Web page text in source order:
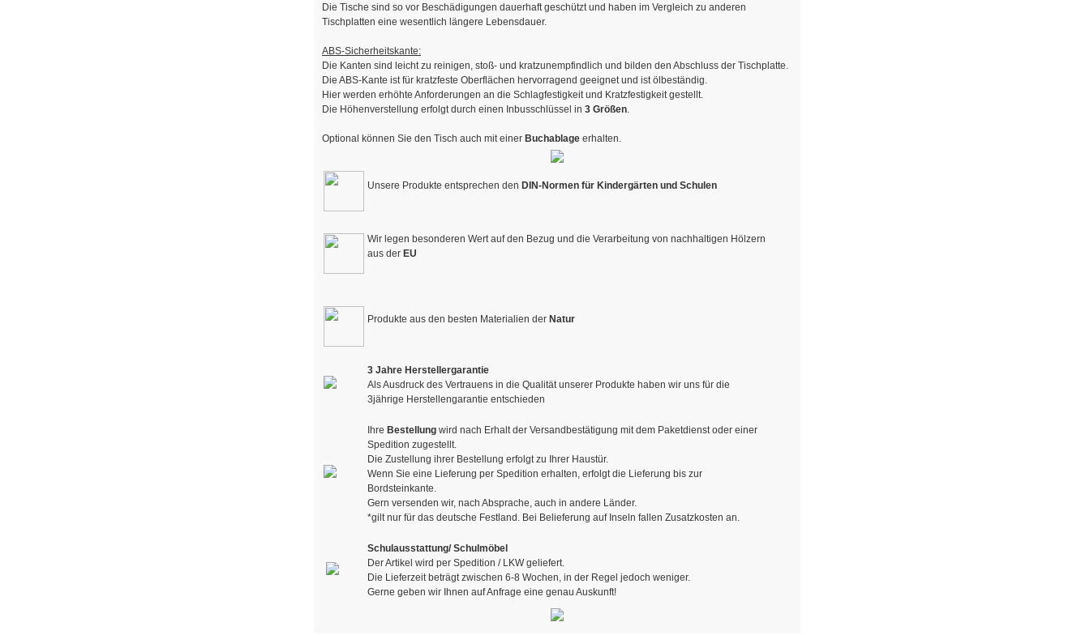
Die Tische sind so vor Beschädigungen dauerhaft geschützt und haben im Vergleich zu anderen
Tischplatten eine wesentlich längere Lebensdauer.
ABS-Sicherheitskante:
Die Kanten sind leicht zu reinigen, stoß- und kratzunempfindlich und bilden den Abschluss der Tischplatte.
Die ABS-Kante ist für kratzfeste Oberflächen hervorragend geeignet und ist ölbeständig.
Hier werden erhöhte Anforderungen an die Schlagfestigkeit und Kratzfestigkeit gestellt.
Die Höhenverstellung erfolgt durch einen Inbusschlüssel in 3 Größen.
Optional können Sie den Tisch auch mit einer Buchablage erhalten.
Unsere Produkte entsprechen den DIN-Normen für Kindergärten und Schulen
Wir legen besonderen Wert auf den Bezug und die Verarbeitung von nachhaltigen Hölzern
aus der EU
Produkte aus den besten Materialien der Natur
3 Jahre Herstellergarantie
Als Ausdruck des Vertrauens in die Qualität unserer Produkte haben wir uns für die
3jährige Herstellengarantie entschieden
Ihre Bestellung wird nach Erhalt der Versandbestätigung mit dem Paketdienst oder einer
Spedition zugestellt.
Die Zustellung ihrer Bestellung erfolgt zu Ihrer Haustür.
Wenn Sie eine Lieferung per Spedition erhalten, erfolgt die Lieferung bis zur
Bordsteinkante.
Gern versenden wir, nach Absprache, auch in andere Länder.
*gilt nur für das deutsche Festland. Bei Belieferung auf Inseln fallen Zusatzkosten an.
Schulausstattung/ Schulmöbel
Der Artikel wird per Spedition / LKW geliefert.
Die Lieferzeit beträgt zwischen 6-8 Wochen, in der Regel jedoch weniger.
Gerne geben wir Ihnen auf Anfrage eine genau Auskunft!